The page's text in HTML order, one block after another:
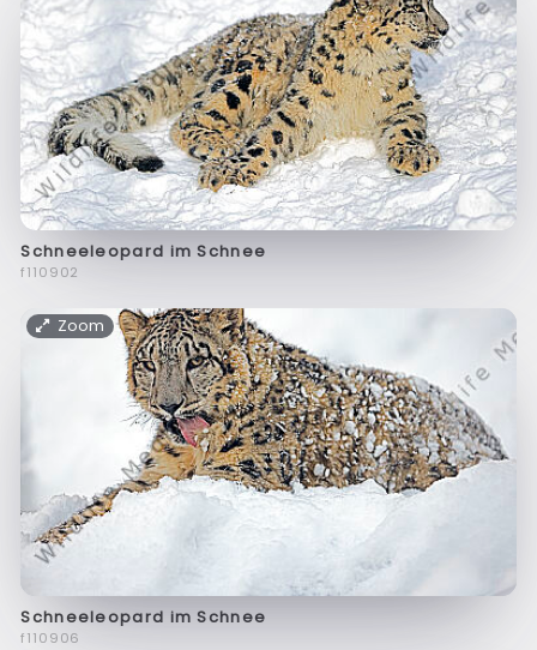
Schneeleopard im Schnee
f110902
Zoom
Schneeleopard im Schnee
f110906